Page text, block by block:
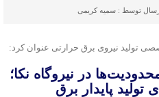
توسط :سمیه کریمی
تولید نیروی برق حرارتی عنوان کرد:
در نیروگاه نکا؛
تولید پایدار برق